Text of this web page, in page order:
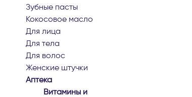
зубные пасты
кокосовое масло
для лица
для тела
для волос
женские штучки
аптека
витамины и